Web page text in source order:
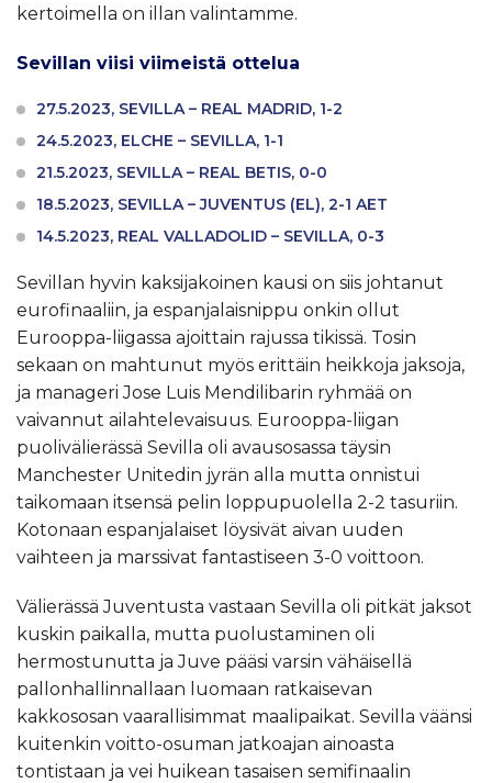
kertoimella on illan valintamme.
Sevillan viisi viimeistä ottelua
27.5.2023, SEVILLA – REAL MADRID, 1-2
24.5.2023, ELCHE – SEVILLA, 1-1
21.5.2023, SEVILLA – REAL BETIS, 0-0
18.5.2023, SEVILLA – JUVENTUS (EL), 2-1 AET
14.5.2023, REAL VALLADOLID – SEVILLA, 0-3
Sevillan hyvin kaksijakoinen kausi on siis johtanut
eurofinaaliin, ja espanjalaisnippu onkin ollut
Eurooppa-liigassa ajoittain rajussa tikissä. Tosin
sekaan on mahtunut myös erittäin heikkoja jaksoja,
ja manageri Jose Luis Mendilibarin ryhmää on
vaivannut ailahtelevaisuus. Eurooppa-liigan
puolivälierässä Sevilla oli avausosassa täysin
Manchester Unitedin jyrän alla mutta onnistui
taikomaan itsensä pelin loppupuolella 2-2 tasuriin.
Kotonaan espanjalaiset löysivät aivan uuden
vaihteen ja marssivat fantastiseen 3-0 voittoon.
Välierässä Juventusta vastaan Sevilla oli pitkät jaksot
kuskin paikalla, mutta puolustaminen oli
hermostunutta ja Juve pääsi varsin vähäisellä
pallonhallinnallaan luomaan ratkaisevan
kakkososan vaarallisimmat maalipaikat. Sevilla väänsi
kuitenkin voitto-osuman jatkoajan ainoasta
tontistaan ja vei huikean tasaisen semifinaalin